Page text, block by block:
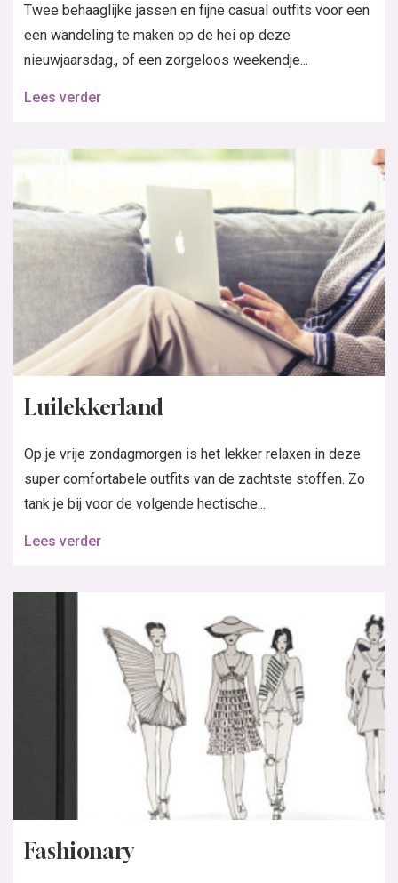
Twee behaaglijke jassen en fijne casual outfits voor een
een wandeling te maken op de hei op deze
nieuwjaarsdag., of een zorgeloos weekendje...
Lees verder
Luilekkerland
Op je vrije zondagmorgen is het lekker relaxen in deze
super comfortabele outfits van de zachtste stoffen. Zo
tank je bij voor de volgende hectische...
Lees verder
Fashionary